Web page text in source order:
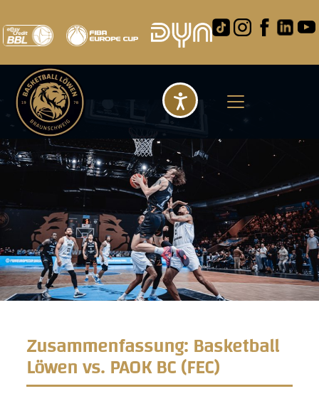
Zusammenfassung: Basketball
Löwen vs. PAOK BC (FEC)